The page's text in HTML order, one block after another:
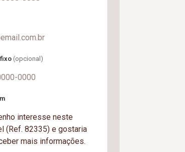
(opcional)